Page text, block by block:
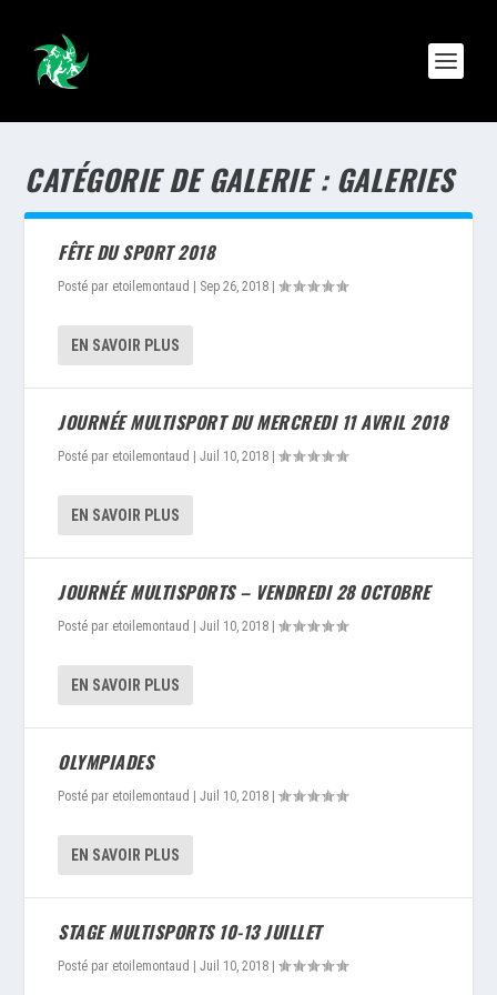
CATÉGORIE DE GALERIE :GALERIES
FÊTE DU SPORT 2018
Posté par etoilemontaud Sep 26, 2018 |
EN SAVOIR PLUS
JOURNÉE MULTISPORT DU MERCREDI 11 AVRIL 2018
Posté par etoilemontaud |Juil 10, 2018 |
EN SAVOIR PLUS
JOURNÉE MULTISPORTS – VENDREDI 28 OCTOBRE
Posté par etoilemontaud |Juil 10, 2018 |
EN SAVOIR PLUS
OLYMPIADES
Posté par etoilemontaud |Juil 10, 2018 |
EN SAVOIR PLUS
STAGE MULTISPORTS 10-13 JUILLET
Posté par etoilemontaud |Juil 10, 2018 |